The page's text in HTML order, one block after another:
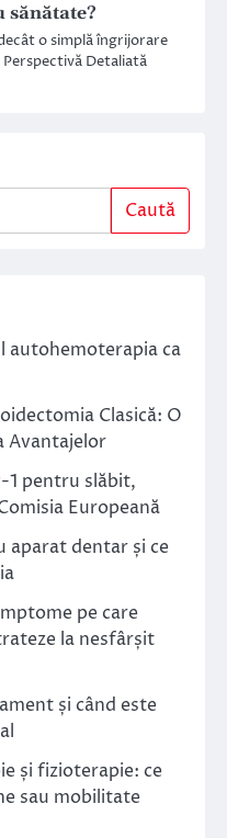
o simplă îngrijorare
Detaliată
Caută
autohemoterapia ca
Clasică: O
Avantajelor
1 pentru slăbit,
Europeană
aparat dentar și ce
pe care
la nesfârșit
și când este
și fizioterapie: ce
sau mobilitate